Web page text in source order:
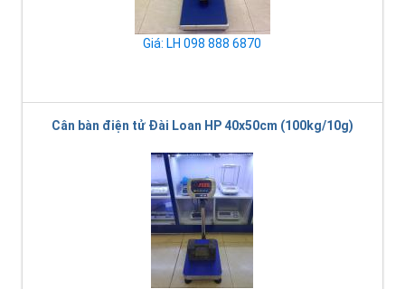
Giá: LH 098 888 6870
Cân bàn điện tử Đài Loan HP 40x50cm (100kg/10g)